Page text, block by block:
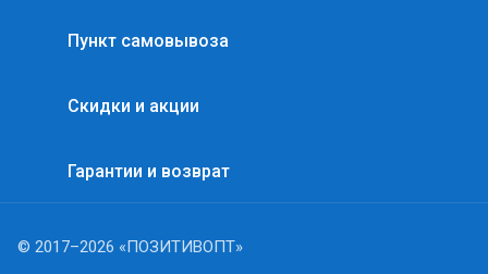
Пункт самовывоза
Скидки и акции
Гарантии и возврат
© 2017–2026 «ПОЗИТИВОПТ»